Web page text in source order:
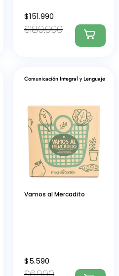
$189.990
$151.990
Comunicación Integral y Lenguaje
Vamos al Mercadito
$5.590